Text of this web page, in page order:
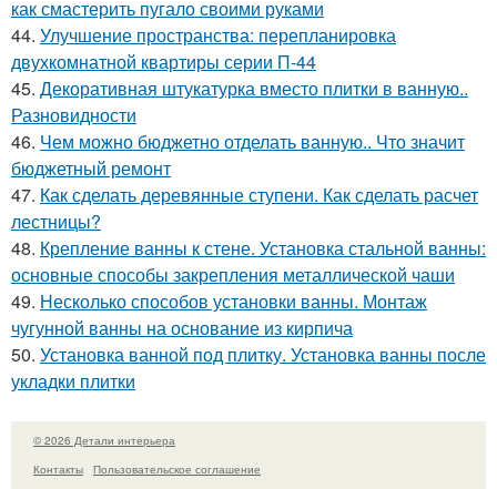
как смастерить пугало своими руками
44. Улучшение пространства: перепланировка
двухкомнатной квартиры серии П-44
45. Декоративная штукатурка вместо плитки в ванную..
Разновидности
46. Чем можно бюджетно отделать ванную.. Что значит
бюджетный ремонт
47. Как сделать деревянные ступени. Как сделать расчет
лестницы?
48. Крепление ванны к стене. Установка стальной ванны:
основные способы закрепления металлической чаши
49. Несколько способов установки ванны. Монтаж
чугунной ванны на основание из кирпича
50. Установка ванной под плитку. Установка ванны после
укладки плитки
© 2026 Детали интерьера
Контакты
Пользовательское соглашение